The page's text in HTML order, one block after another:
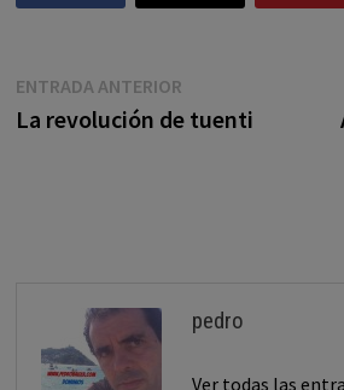
Navegación
de
ENTRADA ANTERIOREntrada
anterior:
La revolución de tuenti
pedro
Ver todas las